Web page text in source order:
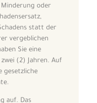
oder
statt der
vergeblichen
Sie eine
(2) Jahren. Auf
gesetzliche
auf. Das